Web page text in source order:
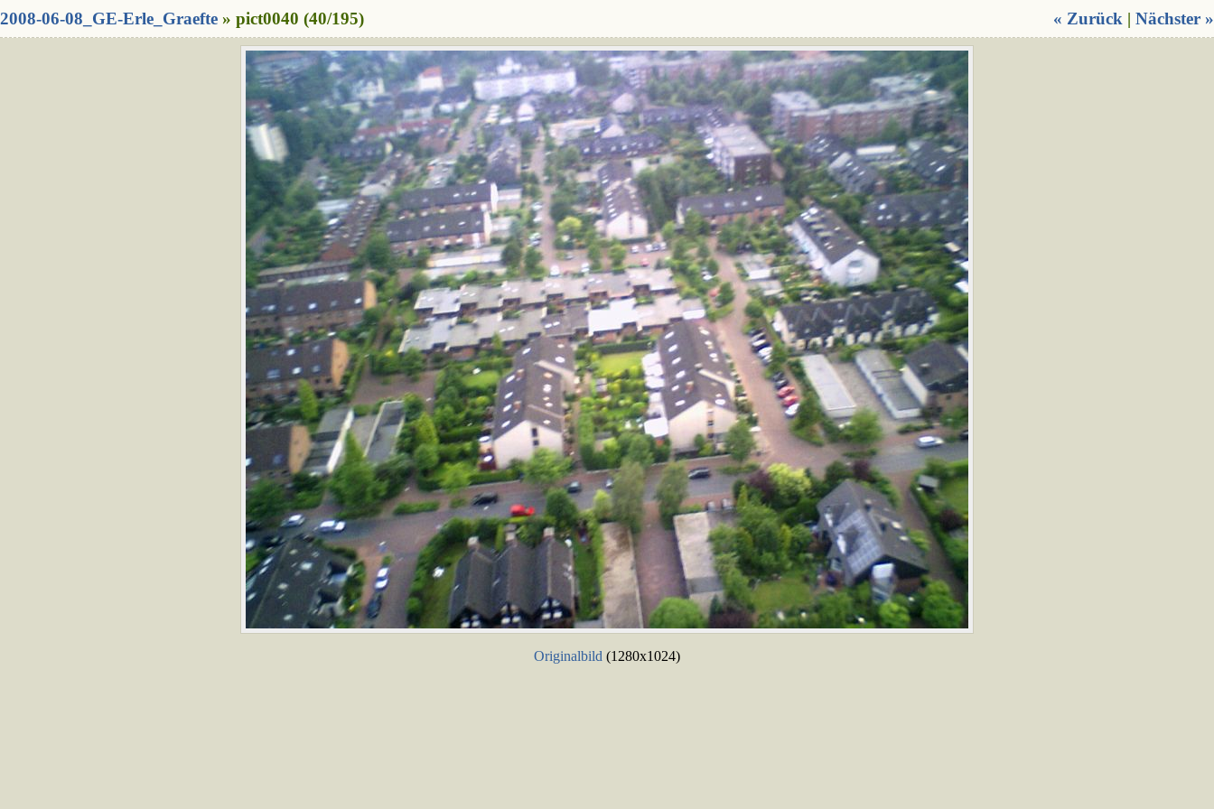
« Zurück | Nächster »
2008-06-08_GE-Erle_Graefte » pict0040 (40/195)
Originalbild (1280x1024)